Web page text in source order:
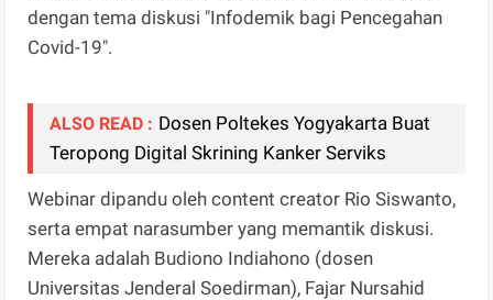
dengan tema diskusi "Infodemik bagi Pencegahan
Covid-19".
ALSO READ : Dosen Poltekes Yogyakarta Buat
Teropong Digital Skrining Kanker Serviks
Webinar dipandu oleh content creator Rio Siswanto,
serta empat narasumber yang memantik diskusi.
Mereka adalah Budiono Indiahono (dosen
Universitas Jenderal Soedirman), Fajar Nursahid